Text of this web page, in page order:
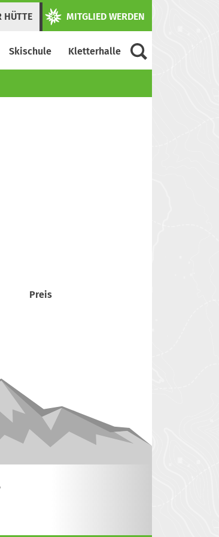
HÜTTE MITGLIED WERDEN
Skischule Kletterhalle
Preis